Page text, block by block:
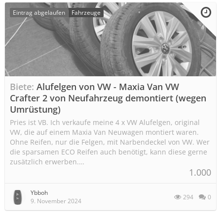
Eintrag abgelaufen Fahrzeuge
Biete Alufelgen von VW - Maxia Van VW
Crafter 2 von Neufahrzeug demontiert (wegen
Umrüstung)
Pries ist VB. Ich verkaufe meine 4 x VW Alufelgen, original
VW, die auf einem Maxia Van Neuwagen montiert waren.
Ohne Reifen, nur die Felgen, mit Narbendeckel von VW. Wer
die sparsamen ECO Reifen auch benötigt, kann diese gerne
zusätzlich erwerben.…
1.000
Ybboh
9. November 2024
294 0